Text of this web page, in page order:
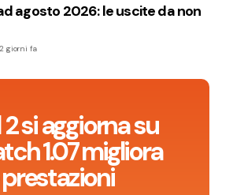
si aggiorna su
1.07 migliora
agosto 2026: le uscite da non
2 giorni fa